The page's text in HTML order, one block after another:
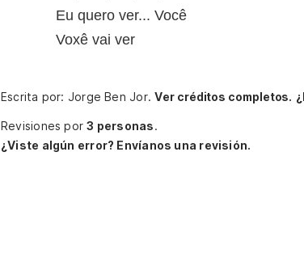
Eu quero ver... Você
Voxê vai ver
Escrita por: Jorge Ben Jor.Ver créditos completos.
Revisiones por3 personas.
¿Viste algún error? Envíanos una revisión.